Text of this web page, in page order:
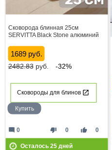
Сковорода блинная 25см
SERVITTA Black Stone алюминий
1689 руб.
2482.83руб. -32%
Сковороды для блинов
Купить
thumb_down 0 thumb_up 0
mode_comment 0
Осталось 25дней